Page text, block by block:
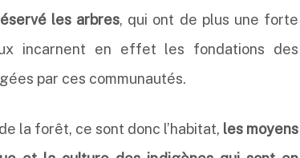
les arbres, qui ont de plus une forte
incarnent en effet les fondations des
par ces communautés.
la forêt, ce sont donc l’habitat, les moyens